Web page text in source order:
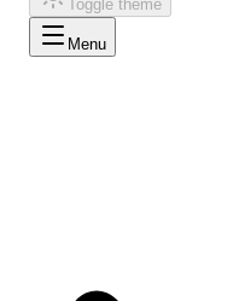
Toggle theme
Menu